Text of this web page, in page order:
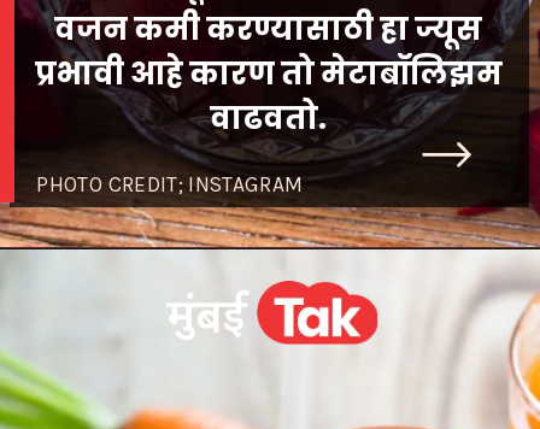
PHOTO CREDIT; INSTAGRAM
वजन कमी करण्यासाठी हा ज्यूस
प्रभावी आहे कारण तो मेटाबॉलिझम
वाढवतो.